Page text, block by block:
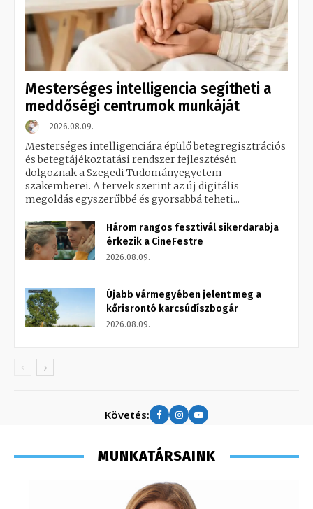
Mesterséges intelligencia segítheti a
meddőségi centrumok munkáját
2026.08.09.
Mesterséges intelligenciára épülő betegregisztrációs
és betegtájékoztatási rendszer fejlesztésén
dolgoznak a Szegedi Tudományegyetem
szakemberei. A tervek szerint az új digitális
megoldás egyszerűbbé és gyorsabbá teheti...
Három rangos fesztivál sikerdarabja
érkezik a CineFestre
2026.08.09.
Újabb vármegyében jelent meg a
kőrisrontó karcsúdíszbogár
2026.08.09.
Követés:
MUNKATÁRSAINK